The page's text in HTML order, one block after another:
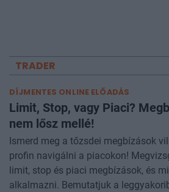
TRADER
DÍJMENTES ONLINE ELŐADÁS
Limit, Stop, vagy Piaci?
nem lősz mellé!
Ismerd meg a tőzsdei megbízások
profin navigálni a piacokon!
limit, stop és piaci megbízások, és
alkalmazni. Bemutatjuk a